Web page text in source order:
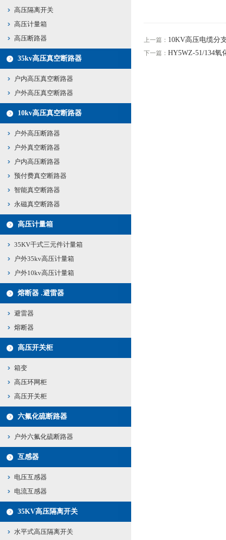
高压隔离开关
高压计量箱
高压断路器
35kv高压真空断路器
户内高压真空断路器
户外高压真空断路器
10kv高压真空断路器
户外高压断路器
户外真空断路器
户内高压断路器
预付费真空断路器
智能真空断路器
永磁真空断路器
高压计量箱
35KV干式三元件计量箱
户外35kv高压计量箱
户外10kv高压计量箱
熔断器 .避雷器
避雷器
熔断器
高压开关柜
箱变
高压环网柜
高压开关柜
六氟化硫断路器
户外六氟化硫断路器
互感器
电压互感器
电流互感器
35KV高压隔离开关
水平式高压隔离开关
上一篇： 10KV高压电缆分
下一篇： HY5WZ-51/134氧